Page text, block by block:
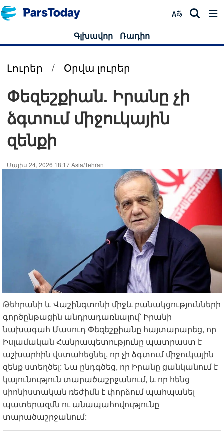
Գլխավոր Ռադիո
Լուրեր / Օրվա լուրեր
Փեզեշքիան. Իրանը չի
ձգտում միջուկային
զենքի
Մայիս 24, 2026 18:17 Asia/Tehran
Թեհրանի և Վաշինգտոնի միջև բանակցությունների
գործընթացին անդրադառնալով՝ Իրանի
նախագահ Մասուդ Փեզեշքիանը հայտարարեց, որ
Իսլամական Հանրապետությունը պատրաստ է
աշխարհին վստահեցնել, որ չի ձգտում միջուկային
զենք ստեղծել: Նա ընդգծեց, որ Իրանը ցանկանում է
կայունություն տարածաշրջանում, և որ հենց
սիոնիստական ռեժիմն է փորձում պահպանել
պատերազմն ու անապահովությունը
տարածաշրջանում: